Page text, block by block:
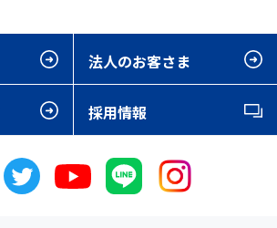
法人のお客さま
採用情報